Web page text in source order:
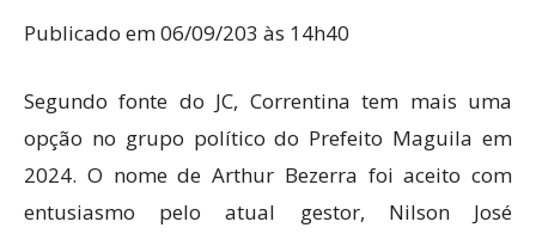
Publicado em 06/09/203 às 14h40
Segundo fonte do JC, Correntina tem mais uma
opção no grupo político do Prefeito Maguila em
2024. O nome de Arthur Bezerra foi aceito com
entusiasmo pelo atual gestor, Nilson José